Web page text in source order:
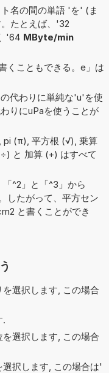
名の間の単語 'を' (ま
たとえば、'32
'64 MByte/min
くこともできる。e」は
代わりに単純な'u'を使
りにuPaを使うことが
pi (π), 平方根 (√), 乗算
と 加算 (+) はすべて
^2」と「^3」から
したがって、平方セン
と書くことができ
選択します, この場合
.
選択します, この場合
択します, この場合は'